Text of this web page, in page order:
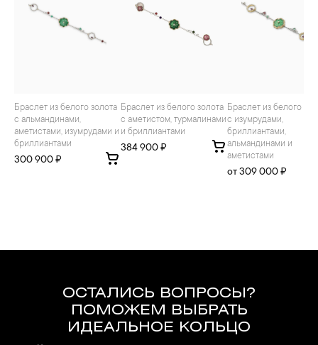
Браслет из белого золота
с альмандинами,
аметистами, изумрудами и
бриллиантами
300 900 ₽
Браслет из белого золота
с аметистом, турмалинами
и бриллиантами
384 900 ₽
Браслет из белого золота
с изумрудами,
бриллиантами,
альмандинами и
аметистами
от 309 000 ₽
ОСТАЛИСЬ ВОПРОСЫ?
ПОМОЖЕМ ВЫБРАТЬ
ИДЕАЛЬНОЕ КОЛЬЦО